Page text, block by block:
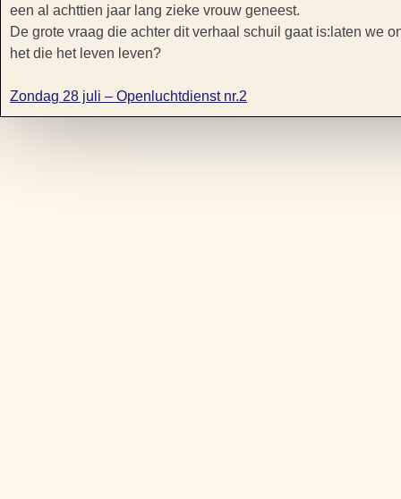
een al achttien jaar lang zieke vrouw geneest.
De grote vraag die achter dit verhaal schuil gaat is:laten we
het die het leven leven?
Zondag 28 juli – Openluchtdienst nr.2